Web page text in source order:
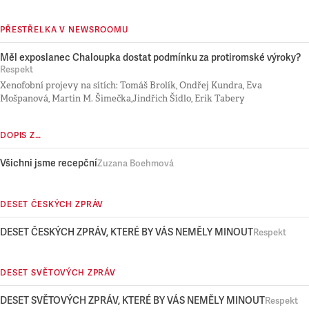
PŘESTŘELKA V NEWSROOMU
Měl exposlanec Chaloupka dostat podmínku za protiromské výroky?
Respekt
Xenofobní projevy na sítích: Tomáš Brolík, Ondřej Kundra, Eva
Mošpanová, Martin M. Šimečka,Jindřich Šídlo, Erik Tabery
DOPIS Z…
Všichni jsme recepčníZuzana Boehmová
DESET ČESKÝCH ZPRÁV
DESET ČESKÝCH ZPRÁV, KTERÉ BY VÁS NEMĚLY MINOUTRespekt
DESET SVĚTOVÝCH ZPRÁV
DESET SVĚTOVÝCH ZPRÁV, KTERÉ BY VÁS NEMĚLY MINOUTRespekt